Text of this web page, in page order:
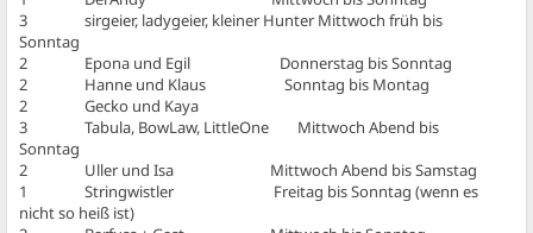
3 sirgeier, ladygeier, kleiner Hunter Mittwoch früh bis
Sonntag
2 Epona und Egil Donnerstag bis Sonntag
2 Hanne und Klaus Sonntag bis Montag
2 Gecko und Kaya
3 Tabula, BowLaw, LittleOne Mittwoch Abend bis
Sonntag
2 Uller und Isa Mittwoch Abend bis Samstag
1 Stringwistler Freitag bis Sonntag (wenn es
nicht so heiß ist)